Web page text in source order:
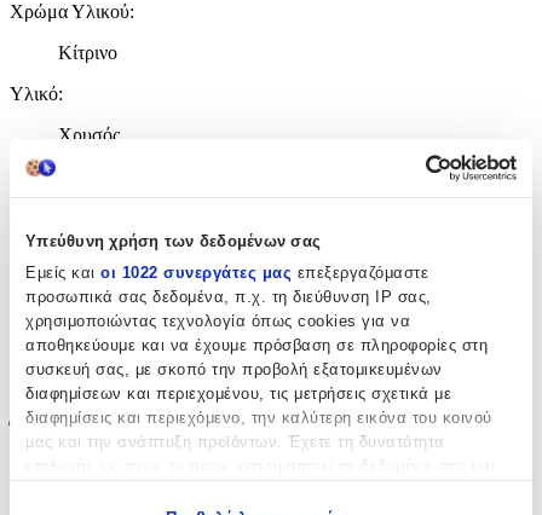
Υπεύθυνη χρήση των δεδομένων σας
Εμείς και οι 1022 συνεργάτες μας επεξεργαζόμαστε
προσωπικά σας δεδομένα, π.χ. τη διεύθυνση IP σας,
χρησιμοποιώντας τεχνολογία όπως cookies για να
αποθηκεύουμε και να έχουμε πρόσβαση σε πληροφορίες στη
συσκευή σας, με σκοπό την προβολή εξατομικευμένων
διαφημίσεων και περιεχομένου, τις μετρήσεις σχετικά με
διαφημίσεις και περιεχόμενο, την καλύτερη εικόνα του κοινού
μας και την ανάπτυξη προϊόντων. Έχετε τη δυνατότητα
Χρώμα Υλικού:
Κίτρινο
Υλικό:
Χρυσός
Επιχρυσωμένα
Αυτιά
Σετ:
Όχι
Έξτρα Χαρακτηριστικά
Piercing: